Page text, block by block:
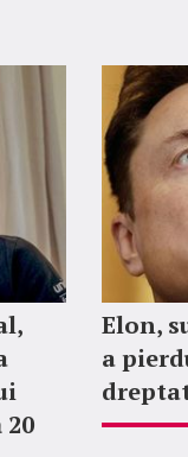
Elon,
a